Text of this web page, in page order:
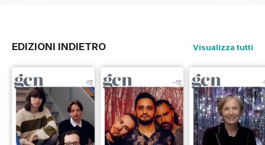
EDIZIONI INDIETRO Visualizza tutti